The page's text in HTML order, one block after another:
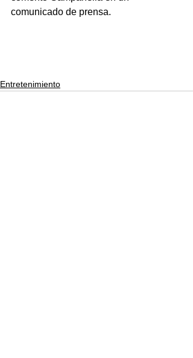
comunicado de prensa.
Entretenimiento